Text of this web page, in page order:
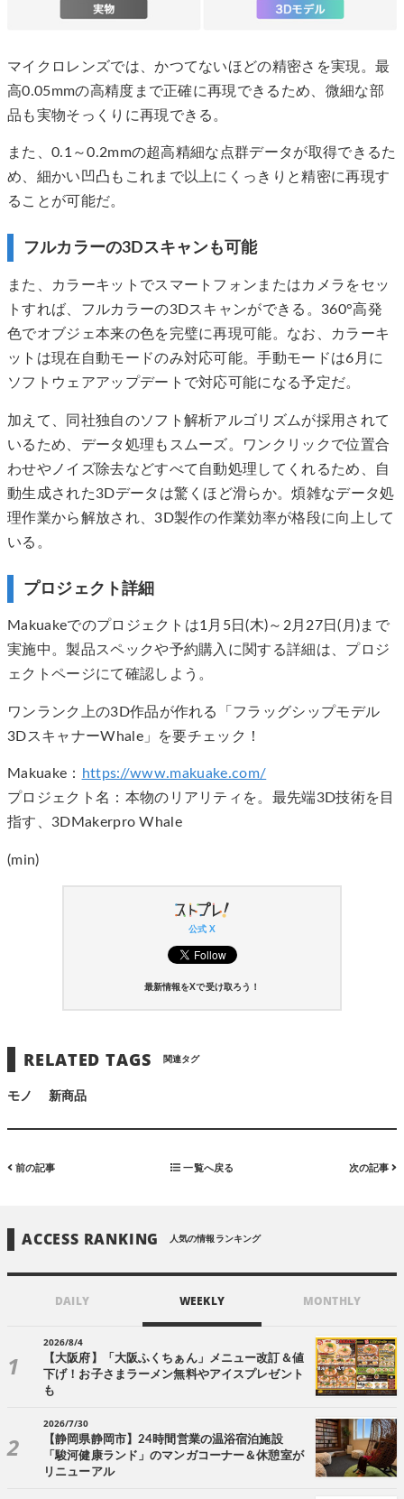
マイクロレンズでは、かつてないほどの精密さを実現。最
高0.05mmの高精度まで正確に再現できるため、微細な部
品も実物そっくりに再現できる。
また、0.1～0.2mmの超高精細な点群データが取得できるた
め、細かい凹凸もこれまで以上にくっきりと精密に再現す
ることが可能だ。
フルカラーの3Dスキャンも可能
また、カラーキットでスマートフォンまたはカメラをセッ
トすれば、フルカラーの3Dスキャンができる。360°高発
色でオブジェ本来の色を完璧に再現可能。なお、​​カラーキ
ットは現在自動モードのみ対応可能。手動モードは6月に
ソフトウェアアップデートで対応可能になる予定だ。
加えて、同社独自のソフト解析アルゴリズムが採用されて
いるため、データ処理もスムーズ。ワンクリックで位置合
わせやノイズ除去などすべて自動処理してくれるため、自
動生成された3Dデータは驚くほど滑らか。煩雑なデータ処
理作業から解放され、3D製作の作業効率が格段に向上して
いる。
プロジェクト詳細
Makuakeでのプロジェクトは1月5日(木)～2月27日(月)まで
実施中。製品スペックや予約購入に関する詳細は、プロジ
ェクトページにて確認しよう。
ワンランク上の3D作品が作れる「フラッグシップモデル
3DスキャナーWhale」を要チェック！
Makuake：
https://www.makuake.com/
プロジェクト名：本物のリアリティを。最先端3D技術を目
指す、3DMakerpro Whale
(min)
公式 X
最新情報をXで受け取ろう！
RELATED TAGS 関連タグ
モノ 新商品
前の記事 一覧へ戻る 次の記事
ACCESS RANKING 人気の情報ランキング
DAILY WEEKLY MONTHLY
2026/8/4
【大阪府】「大阪ふくちぁん」メニュー改訂＆値
下げ！お子さまラーメン無料やアイスプレゼント
も
2026/7/30
【静岡県静岡市】24時間営業の温浴宿泊施設
「駿河健康ランド」のマンガコーナー＆休憩室が
リニューアル